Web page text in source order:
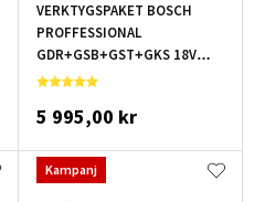
VERKTYGSPAKET BOSCH
PROFFESSIONAL
GDR+GSB+GST+GKS 18V
2X4,0AH
5 995,00 kr
Kampanj